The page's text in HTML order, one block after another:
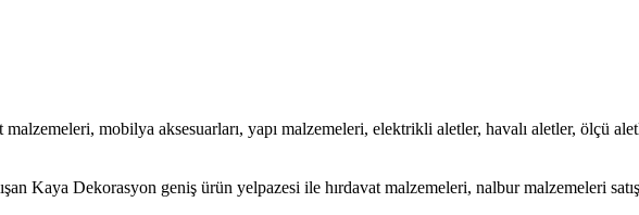
malzemeleri, mobilya aksesuarları, yapı malzemeleri, elektrikli aletler, havalı aletler, ölçü
Kaya Dekorasyon geniş ürün yelpazesi ile hırdavat malzemeleri, nalbur malzemeleri